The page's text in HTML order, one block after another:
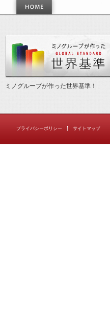
ミノグループが作った世界基準！
プライバシーポリシー サイトマップ